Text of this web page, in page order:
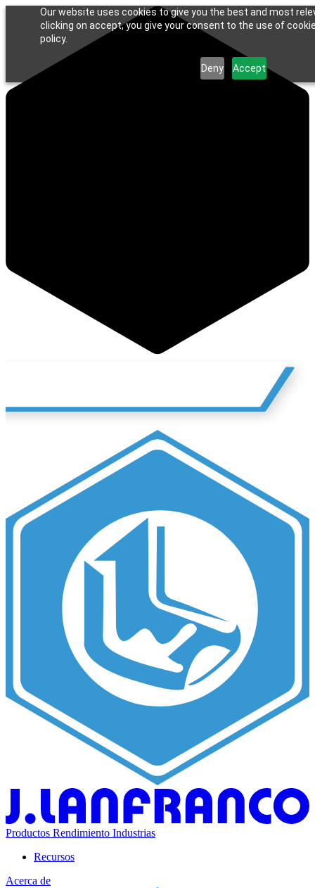
Our website uses cookies to give you the best and most
clicking on accept, you give your consent to the use of
policy.
Deny Accept
Productos Rendimiento Industrias
Recursos
Acerca de